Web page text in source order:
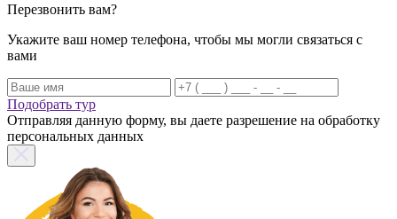
Перезвонить вам?
Укажите ваш номер телефона, чтобы мы могли связаться с
вами
Подобрать тур
Отправляя данную форму, вы даете разрешение на обработку
персональных данных